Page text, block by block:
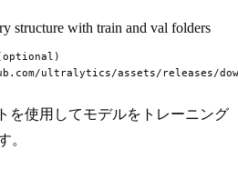
ultralytics/assets/releases/
を使用してモデルをトレーニング
。